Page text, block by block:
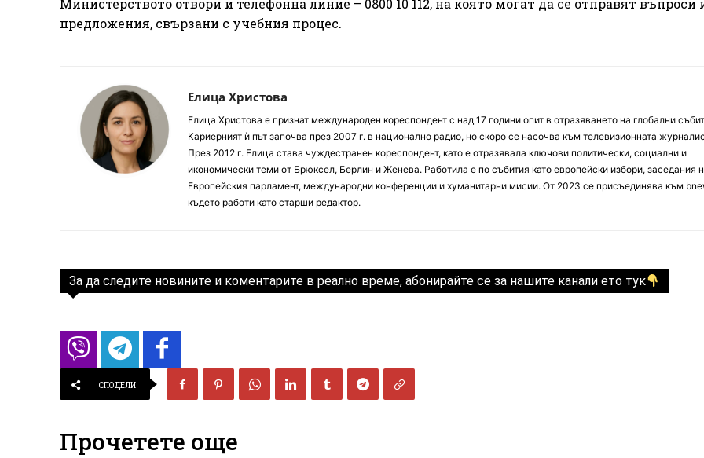
Министерството отвори и телефонна линие – 0800 10 112, на която могат да се отправят въпроси
предложения, свързани с учебния процес.
Елица Христова
Елица Христова е признат международен кореспондент с над 17 години опит в отразяването на глобални
Кариерният ѝ път започва през 2007 г. в национално радио, но скоро се насочва към телевизионната
През 2012 г. Елица става чуждестранен кореспондент, като е отразявала ключови политически, социални и
икономически теми от Брюксел, Берлин и Женева. Работила е по събития като европейски избори, заседания
Европейския парламент, международни конференции и хуманитарни мисии. От 2023 се присъединява към
където работи като старши редактор.
За да следите новините и коментарите в реално време, абонирайте се за нашите канали ето тук
СПОДЕЛИ
Прочетете още